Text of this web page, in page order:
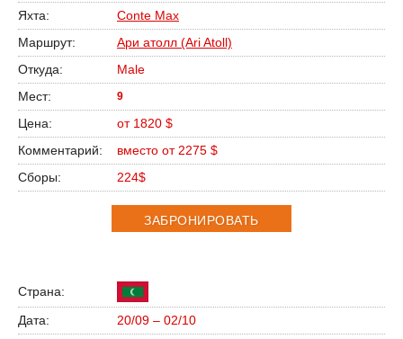
Conte Max
Ари атолл (Ari Atoll)
Male
9
от 1820 $
вместо от 2275 $
224$
ЗАБРОНИРОВАТЬ
20/09 – 02/10